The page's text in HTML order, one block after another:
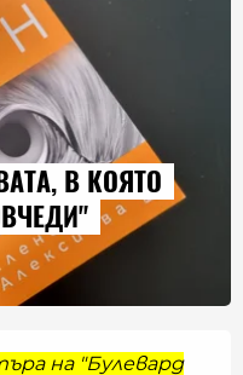
В КОЯТО
на "Булевард